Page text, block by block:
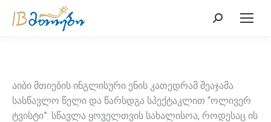
Search:
აიბი მთიების ინგლისური ენის კათედრამ შეაჯამა
სასწავლო წელი და წარსდგა სპექტაკლით “ოლივერ
ტვისტი”. სწავლა ყოველთვის სახალისოა, როდესაც ის